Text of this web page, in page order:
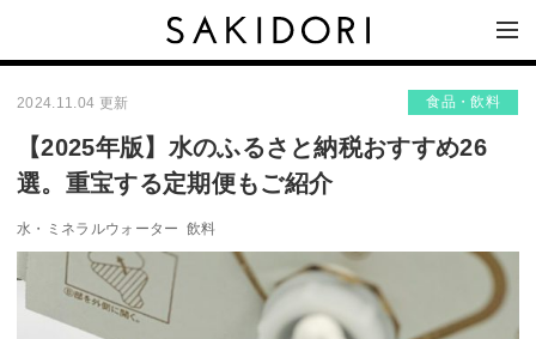
2024.11.04 更新 食品・飲料
【2025年版】水のふるさと納税おすすめ26
選。重宝する定期便もご紹介
水・ミネラルウォーター 飲料